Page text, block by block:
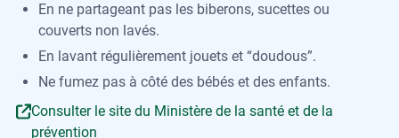
En ne partageant pas les biberons, sucettes ou
couverts non lavés.
En lavant régulièrement jouets et “doudous”.
Ne fumez pas à côté des bébés et des enfants.
Consulter le site du Ministère de la santé et de la
prévention